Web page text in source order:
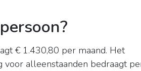
€ 1.430,80 per maand. Het
alleenstaanden bedraagt